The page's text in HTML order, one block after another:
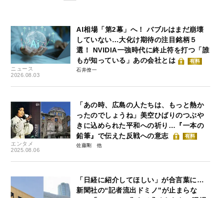
ニュース
2026.08.03
AI相場「第2幕」へ！ バブルはまだ崩壊
していない…大化け期待の注目銘柄５
選！ NVIDIA一強時代に終止符を打つ「誰
もが知っている」あの会社とは
有料
石井僚一
エンタメ
2025.08.06
「あの時、広島の人たちは、もっと熱か
ったのでしょうね」美空ひばりのつぶや
きに込められた平和への祈り…『一本の
鉛筆』で伝えた反戦への意志
有料
佐藤剛
「日経に紹介してほしい」が合言葉に…
新聞社の“記者流出ドミノ”が止まらな